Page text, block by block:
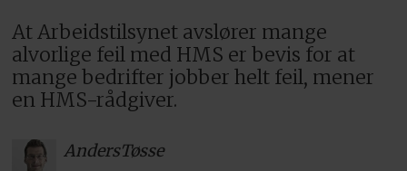
At Arbeidstilsynet avslører mange
alvorlige feil med HMS er bevis for at
mange bedrifter jobber helt feil, mener
en HMS-rådgiver.
AndersTøsse